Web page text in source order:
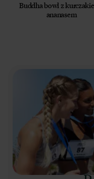
Buddha bowl z
ananasem